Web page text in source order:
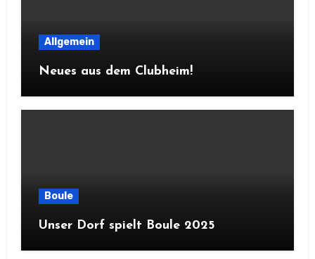
Allgemein
Neues aus dem Clubheim!
Boule
Unser Dorf spielt Boule 2025